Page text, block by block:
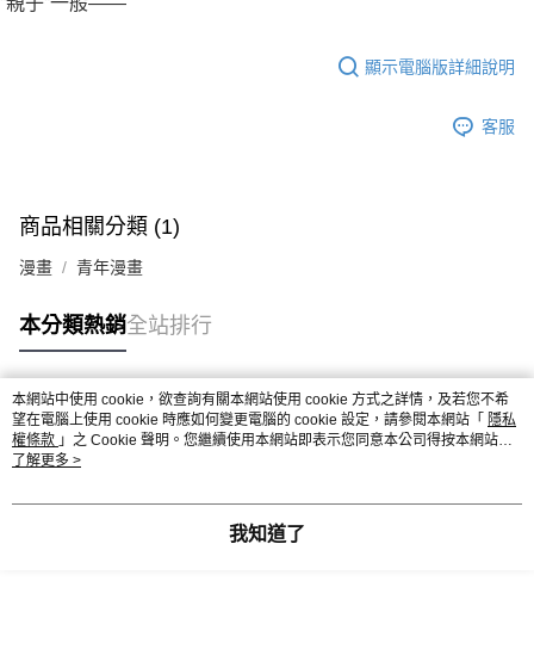
顯示電腦版詳細說明
客服
商品相關分類 (1)
漫畫 青年漫畫
本分類熱銷全站排行
熱門標籤
本網站中使用 cookie，欲查詢有關本網站使用 cookie 方式之詳情，及若您不希
望在電腦上使用 cookie 時應如何變更電腦的 cookie 設定，請參閱本網站「 隱私
權條款 」之 Cookie 聲明。您繼續使用本網站即表示您同意本公司得按本網站使
用條款之 Cookie 聲明使用 cookie。
了解更多 >
我知道了